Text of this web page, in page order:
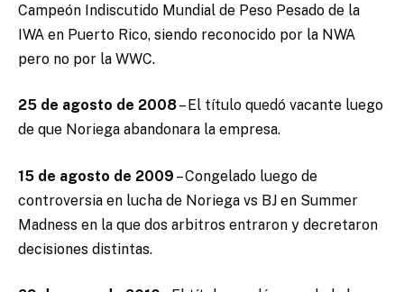
Campeón Indiscutido Mundial de Peso Pesado de la
IWA en Puerto Rico, siendo reconocido por la NWA
pero no por la WWC.
25 de agosto de 2008– El título quedó vacante luego
de que Noriega abandonara la empresa.
15 de agosto de 2009 – Congelado luego de
controversia en lucha de Noriega vs BJ en Summer
Madness en la que dos arbitros entraron y decretaron
decisiones distintas.